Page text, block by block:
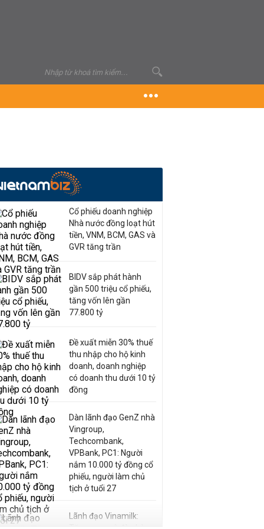
Cổ phiếu doanh nghiệp
Nhà nước đồng loạt hút
tiền, VNM, BCM, GAS và
GVR tăng trần
BIDV sắp phát hành
gần 500 triệu cổ phiếu,
tăng vốn lên gần
77.800 tỷ
Đề xuất miễn 30% thuế
thu nhập cho hộ kinh
doanh, doanh nghiệp
có doanh thu dưới 10 tỷ
đồng
Dàn lãnh đạo GenZ nhà
Vingroup,
Techcombank,
VPBank, PC1: Người
nắm 10.000 tỷ đồng cổ
phiếu, người làm chủ
tịch ở tuổi 27
Lãnh đạo Vinamilk: